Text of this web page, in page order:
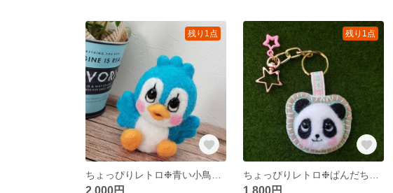
残り1点
2,000円
残り1点
1,800円